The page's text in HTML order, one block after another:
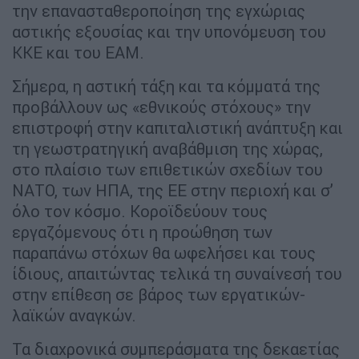
την επανασταθεροποίηση της εγχώριας
αστικής εξουσίας και την υπονόμευση του
ΚΚΕ και του ΕΑΜ.
Σήμερα, η αστική τάξη και τα κόμματά της
προβάλλουν ως «εθνικούς στόχους» την
επιστροφή στην καπιταλιστική ανάπτυξη και
τη γεωστρατηγική αναβάθμιση της χώρας,
στο πλαίσιο των επιθετικών σχεδίων του
ΝΑΤΟ, των ΗΠΑ, της ΕΕ στην περιοχή και σ’
όλο τον κόσμο. Κοροϊδεύουν τους
εργαζόμενους ότι η προώθηση των
παραπάνω στόχων θα ωφελήσει και τους
ίδιους, απαιτώντας τελικά τη συναίνεσή του
στην επίθεση σε βάρος των εργατικών-
λαϊκών αναγκών.
Τα διαχρονικά συμπεράσματα της δεκαετίας